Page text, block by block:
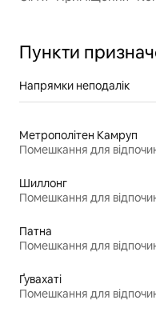
Пункти
Напрямки неподалік
Метрополітен Камруп
Помешкання для
Шиллонг
Помешкання для
Патна
Помешкання для
Ґувахаті
Помешкання для